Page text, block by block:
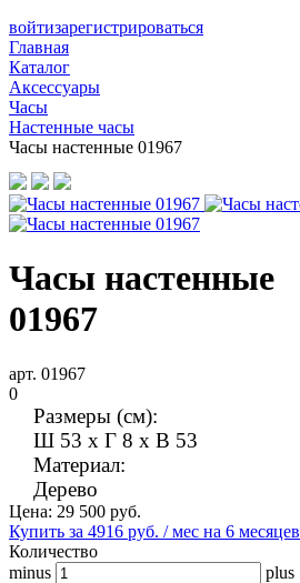
войтизарегистрироваться
Главная
Каталог
Аксессуары
Часы
Настенные часы
Часы настенные 01967
Часы настенные
01967
арт. 01967
0
Размеры (см):
Ш 53 x Г 8 x В 53
Материал:
Дерево
Цена: 29 500 руб.
Купить за 4916 руб. / мес на 6 месяцев
Количество
minus
plus